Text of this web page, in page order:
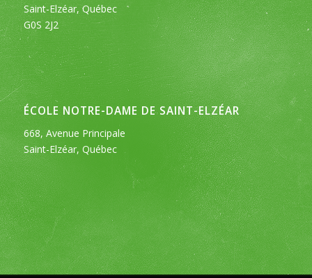
Saint-Elzéar, Québec
G0S 2J2
ÉCOLE NOTRE-DAME DE SAINT-ELZÉAR
668, Avenue Principale
Saint-Elzéar, Québec